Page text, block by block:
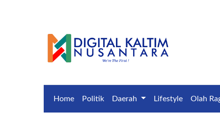
Home Politik Daerah Lifestyle Olah